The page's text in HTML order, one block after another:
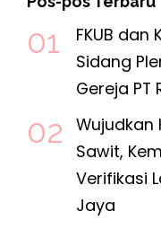
FKUB
Sidang
Gereja PT
Wujudkan
Sawit,
Verifikasi
Jaya